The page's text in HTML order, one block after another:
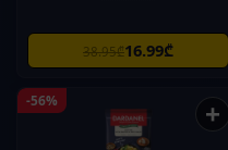
38.95₾16.99₾
-56% +